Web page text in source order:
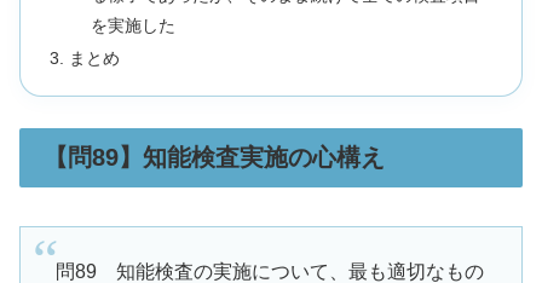
を実施した
まとめ
【問89】知能検査実施の心構え
問89 知能検査の実施について、最も適切なもの